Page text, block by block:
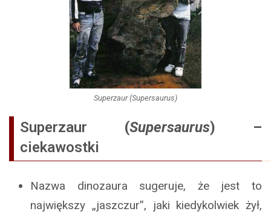
Superzaur (Supersaurus)
Superzaur (Supersaurus) –
ciekawostki
Nazwa dinozaura sugeruje, że jest to
największy „jaszczur”, jaki kiedykolwiek żył,